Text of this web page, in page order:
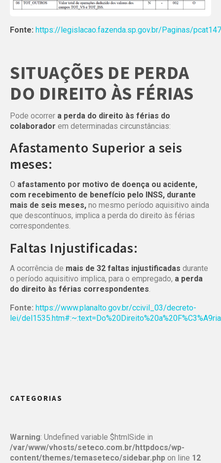
Fonte: https://legislacao.fazenda.sp.gov.br/Paginas/
SITUAÇÕES DE PERDA
DO DIREITO ÀS FÉRIAS
Pode ocorrer a perda do direito às férias do
colaborador em determinadas circunstâncias:
Afastamento Superior a seis
meses:
O afastamento por motivo de doença ou acidente,
com recebimento de benefício pelo INSS, durante
mais de seis meses, no mesmo período aquisitivo ainda
que descontínuos, implica a perda do direito às férias
correspondentes.
Faltas Injustificadas:
A ocorrência de mais de 32 faltas injustificadas durante
o período aquisitivo implica, para o empregado, a perda
do direito às férias correspondentes
Fonte: https://www.planalto.gov.br/ccivil_03/decreto-
lei/
CATEGORIAS
Warning: Undefined variable $htmlSide in
/var/www/vhosts/seteco.com.br/httpdocs/wp-
content/themes/temaseteco/sidebar.php on line 12